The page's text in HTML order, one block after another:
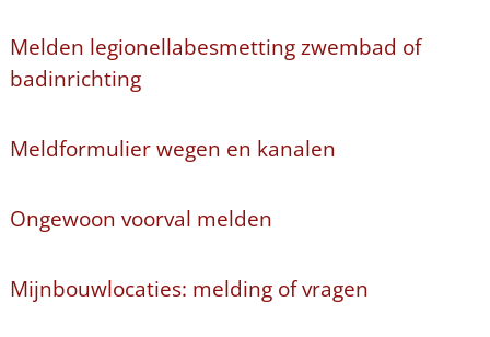
Melden legionellabesmetting zwembad of
badinrichting
Meldformulier wegen en kanalen
Ongewoon voorval melden
Mijnbouwlocaties: melding of vragen